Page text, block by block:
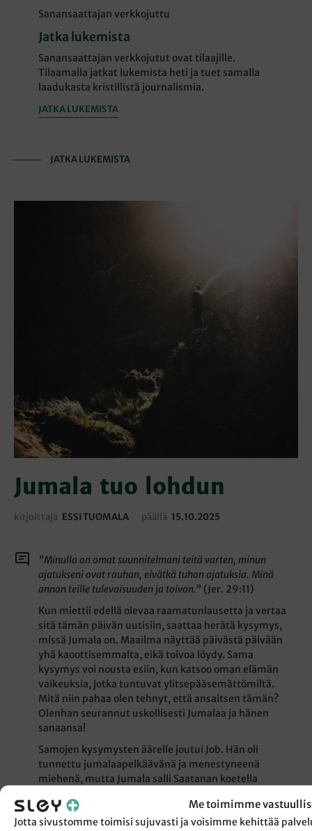
Me toimimme
Jotta sivustomme toimisi sujuvasti ja voisimme kehittää
Sanansaattajan verkkojuttu
Jatka lukemista
Sanansaattajan verkkojutut ovat tilaajille.
Tilaamalla jatkat lukemista heti ja tuet samalla
laadukasta kristillistä journalismia.
JATKA LUKEMISTA
JATKA LUKEMISTA
Jumala tuo lohdun
kirjoittaja ESSI TUOMALA päällä 15.10.2025
”Minulla on omat suunnitelmani teitä varten, minun
ajatukseni ovat rauhan, eivätkä tuhon ajatuksia. Minä
annan teille tulevaisuuden ja toivon.” (Jer. 29:11)
Kun miettii edellä olevaa raamatunlausetta ja vertaa
sitä tämän päivän uutisiin, saattaa herätä kysymys,
missä Jumala on. Maailma näyttää päivästä päivään
yhä kaoottisemmalta, eikä toivoa löydy. Sama
kysymys voi nousta esiin, kun katsoo oman elämän
vaikeuksia, jotka tuntuvat ylitsepääsemättömiltä.
Mitä niin pahaa olen tehnyt, että ansaitsen tämän?
Olenhan seurannut uskollisesti Jumalaa ja hänen
sanaansa!
Samojen kysymysten äärelle joutui Job. Hän oli
tunnettu jumalaapelkäävänä ja menestyneenä
miehenä, mutta Jumala salli Saatanan koetella
omaisuus, terveys, perhe, jopa ystävät kääntyivät
häntä vastaan. Inhimillisesti katsottuna Jumalan